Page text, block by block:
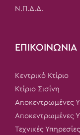
Ν.Π.Δ.Δ.
ΕΠΙΚΟΙΝΩΝΙΑ
Κεντρικό Κτίριο
Κτίριο Σισίνη
Αποκεντρωμένες
Αποκεντρωμένες
Τεχνικές Υπηρεσίες